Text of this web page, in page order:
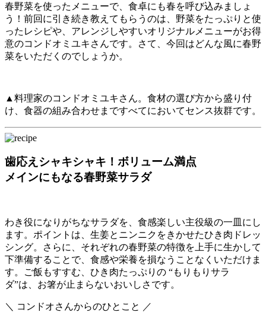
春野菜を使ったメニューで、食卓にも春を呼び込みましょ
う！前回に引き続き教えてもらうのは、野菜をたっぷりと使
ったレシピや、アレンジしやすいオリジナルメニューがお得
意のコンドオミユキさんです。さて、今回はどんな風に春野
菜をいただくのでしょうか。
▲料理家のコンドオミユキさん。食材の選び方から盛り付
け、食器の組み合わせまですべてにおいてセンス抜群です。
歯応えシャキシャキ！ボリューム満点
メインにもなる春野菜サラダ
わき役になりがちなサラダを、食感楽しい主役級の一皿にし
ます。ポイントは、生姜とニンニクをきかせたひき肉ドレッ
シング。さらに、それぞれの春野菜の特徴を上手に生かして
下準備することで、食感や栄養を損なうことなくいただけま
す。ご飯もすすむ、ひき肉たっぷりの “もりもりサラ
ダ”は、お箸が止まらないおいしさです。
＼ コンドオさんからのひとこと ／